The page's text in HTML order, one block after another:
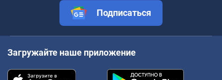
Подписаться
Загружайте наше приложение